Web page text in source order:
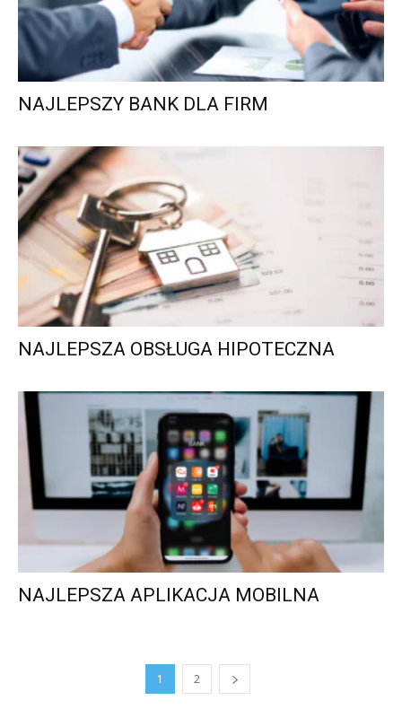
NAJLEPSZY BANK DLA FIRM
NAJLEPSZA OBSŁUGA HIPOTECZNA
NAJLEPSZA APLIKACJA MOBILNA
1 2